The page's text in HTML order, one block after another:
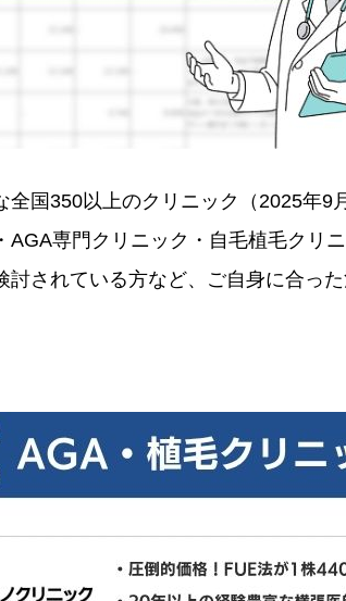
国350以上のクリニック（2025年
専門クリニック・自毛植毛クリ
されている方など、ご自身に合っ